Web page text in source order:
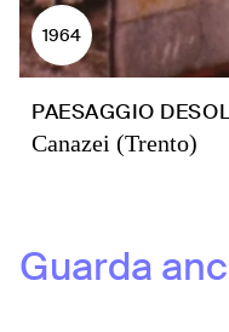
1964
PAESAGGIO
Canazei (Trento)
Guarda